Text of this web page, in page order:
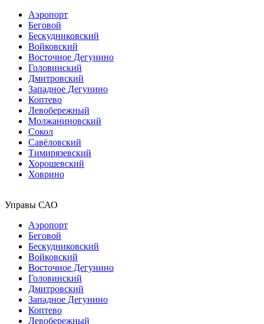
Аэропорт
Беговой
Бескудниковский
Войковский
Восточное Дегунино
Головинский
Дмитровский
Западное Дегунино
Коптево
Левобережный
Молжаниновский
Сокол
Савёловский
Тимирязевский
Хорошевский
Ховрино
Управы САО
Аэропорт
Беговой
Бескудниковский
Войковский
Восточное Дегунино
Головинский
Дмитровский
Западное Дегунино
Коптево
Левобережный